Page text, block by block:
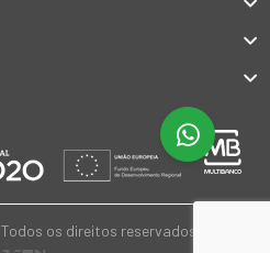
Todos os direitos reservados